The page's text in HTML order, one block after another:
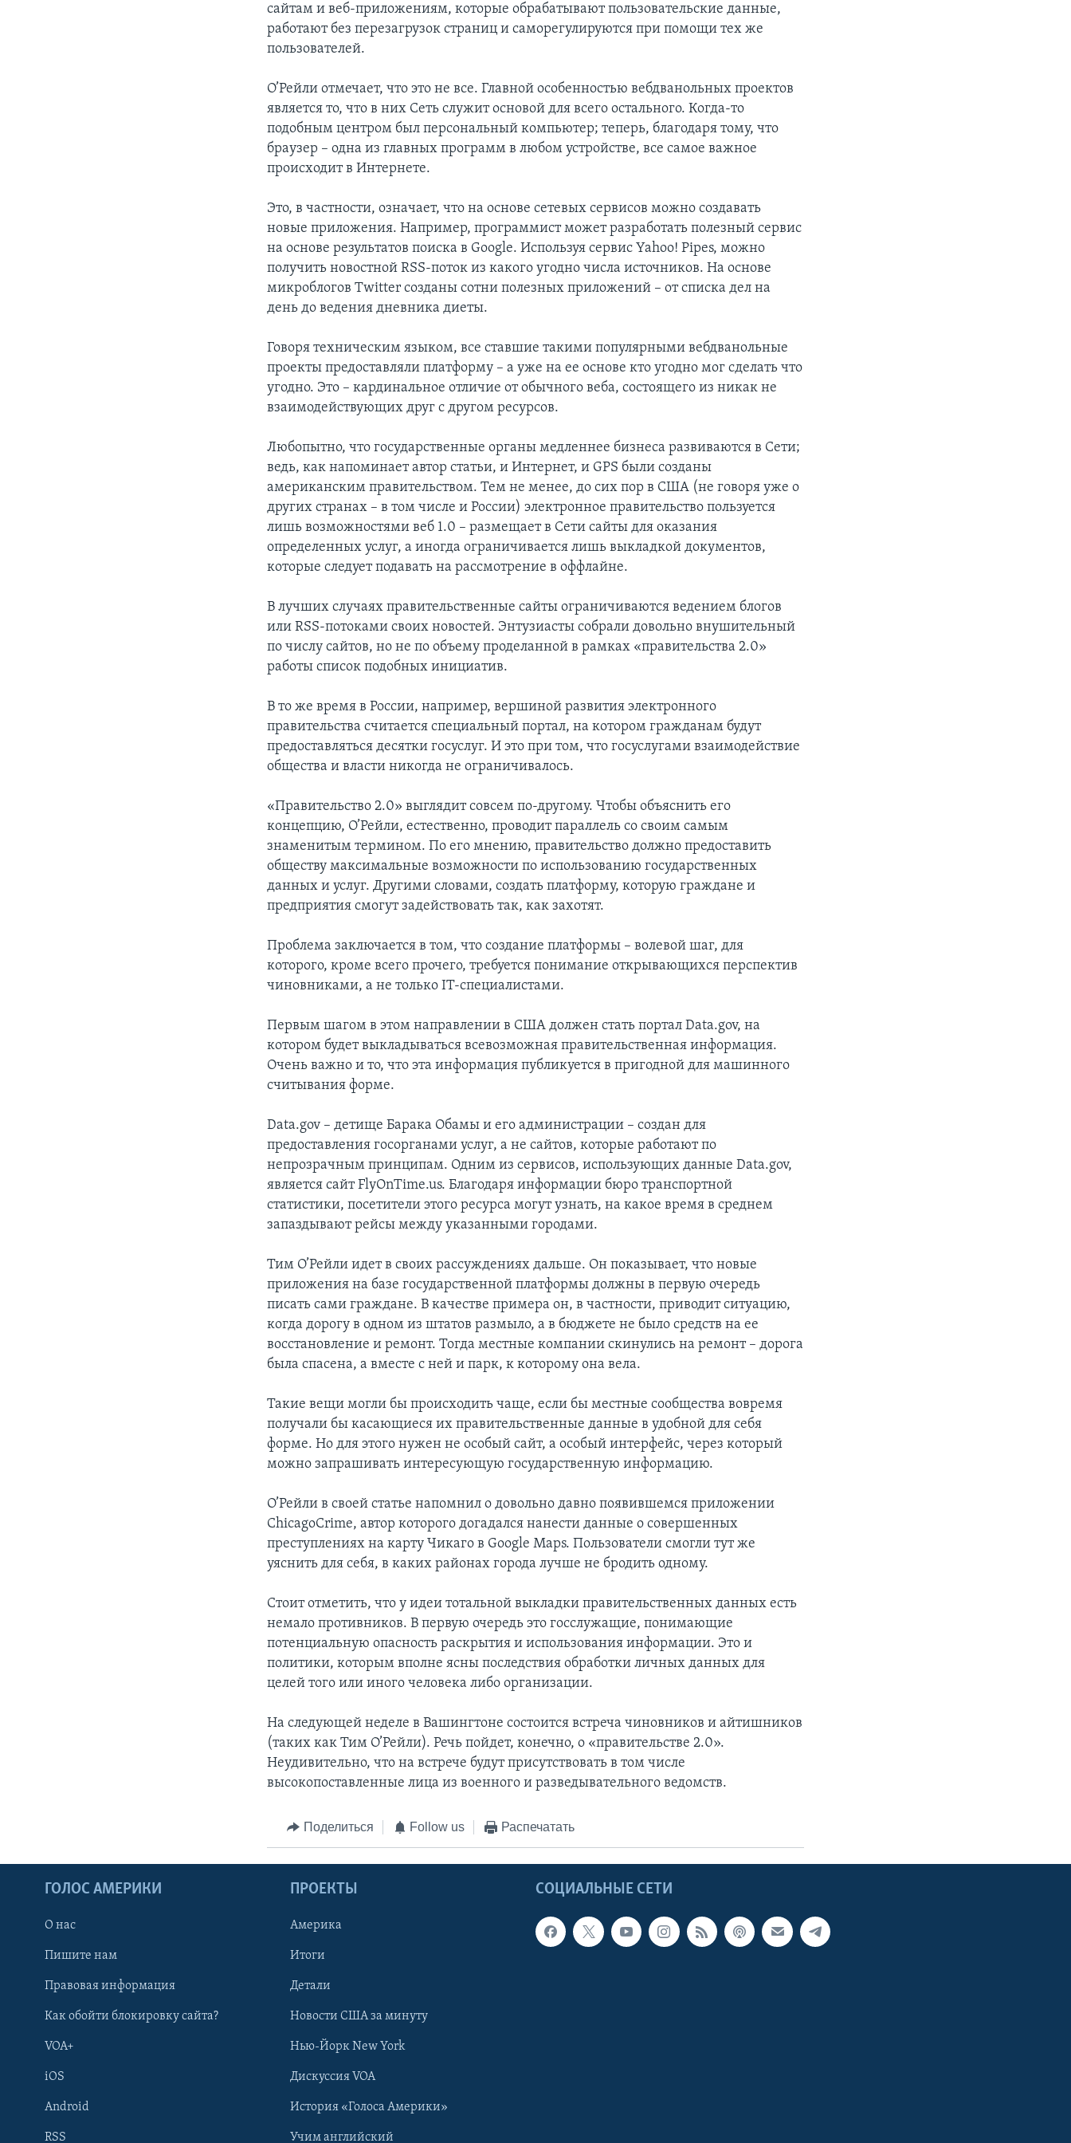
сайтам и веб-приложениям, которые обрабатывают пользовательские данные,
работают без перезагрузок страниц и саморегулируются при помощи тех же
пользователей.
О’Рейли отмечает, что это не все. Главной особенностью вебдванольных проектов
является то, что в них Сеть служит основой для всего остального. Когда-то
подобным центром был персональный компьютер; теперь, благодаря тому, что
браузер – одна из главных программ в любом устройстве, все самое важное
происходит в Интернете.
Это, в частности, означает, что на основе сетевых сервисов можно создавать
новые приложения. Например, программист может разработать полезный сервис
на основе результатов поиска в Google. Используя сервис Yahoo! Pipes, можно
получить новостной RSS-поток из какого угодно числа источников. На основе
микроблогов Twitter созданы сотни полезных приложений – от списка дел на
день до ведения дневника диеты.
Говоря техническим языком, все ставшие такими популярными вебдванольные
проекты предоставляли платформу – а уже на ее основе кто угодно мог сделать что
угодно. Это – кардинальное отличие от обычного веба, состоящего из никак не
взаимодействующих друг с другом ресурсов.
Любопытно, что государственные органы медленнее бизнеса развиваются в Сети;
ведь, как напоминает автор статьи, и Интернет, и GPS были созданы
американским правительством. Тем не менее, до сих пор в США (не говоря уже о
других странах – в том числе и России) электронное правительство пользуется
лишь возможностями веб 1.0 – размещает в Сети сайты для оказания
определенных услуг, а иногда ограничивается лишь выкладкой документов,
которые следует подавать на рассмотрение в оффлайне.
В лучших случаях правительственные сайты ограничиваются ведением блогов
или RSS-потоками своих новостей. Энтузиасты собрали довольно внушительный
по числу сайтов, но не по объему проделанной в рамках «правительства 2.0»
работы список подобных инициатив.
В то же время в России, например, вершиной развития электронного
правительства считается специальный портал, на котором гражданам будут
предоставляться десятки госуслуг. И это при том, что госуслугами взаимодействие
общества и власти никогда не ограничивалось.
«Правительство 2.0» выглядит совсем по-другому. Чтобы объяснить его
концепцию, О’Рейли, естественно, проводит параллель со своим самым
знаменитым термином. По его мнению, правительство должно предоставить
обществу максимальные возможности по использованию государственных
данных и услуг. Другими словами, создать платформу, которую граждане и
предприятия смогут задействовать так, как захотят.
Проблема заключается в том, что создание платформы – волевой шаг, для
которого, кроме всего прочего, требуется понимание открывающихся перспектив
чиновниками, а не только IT-специалистами.
Первым шагом в этом направлении в США должен стать портал Data.gov, на
котором будет выкладываться всевозможная правительственная информация.
Очень важно и то, что эта информация публикуется в пригодной для машинного
считывания форме.
Data.gov – детище Барака Обамы и его администрации – создан для
предоставления госорганами услуг, а не сайтов, которые работают по
непрозрачным принципам. Одним из сервисов, использующих данные Data.gov,
является сайт FlyOnTime.us. Благодаря информации бюро транспортной
статистики, посетители этого ресурса могут узнать, на какое время в среднем
запаздывают рейсы между указанными городами.
Тим О’Рейли идет в своих рассуждениях дальше. Он показывает, что новые
приложения на базе государственной платформы должны в первую очередь
писать сами граждане. В качестве примера он, в частности, приводит ситуацию,
когда дорогу в одном из штатов размыло, а в бюджете не было средств на ее
восстановление и ремонт. Тогда местные компании скинулись на ремонт – дорога
была спасена, а вместе с ней и парк, к которому она вела.
Такие вещи могли бы происходить чаще, если бы местные сообщества вовремя
получали бы касающиеся их правительственные данные в удобной для себя
форме. Но для этого нужен не особый сайт, а особый интерфейс, через который
можно запрашивать интересующую государственную информацию.
О’Рейли в своей статье напомнил о довольно давно появившемся приложении
ChicagoCrime, автор которого догадался нанести данные о совершенных
преступлениях на карту Чикаго в Google Maps. Пользователи смогли тут же
уяснить для себя, в каких районах города лучше не бродить одному.
Стоит отметить, что у идеи тотальной выкладки правительственных данных есть
немало противников. В первую очередь это госслужащие, понимающие
потенциальную опасность раскрытия и использования информации. Это и
политики, которым вполне ясны последствия обработки личных данных для
целей того или иного человека либо организации.
На следующей неделе в Вашингтоне состоится встреча чиновников и айтишников
(таких как Тим О’Рейли). Речь пойдет, конечно, о «правительстве 2.0».
Неудивительно, что на встрече будут присутствовать в том числе
высокопоставленные лица из военного и разведывательного ведомств.
Поделиться Follow us Распечатать
СОЦИАЛЬНЫЕ СЕТИ
ГОЛОС АМЕРИКИ
О нас
Пишите нам
Правовая информация
Как обойти блокировку сайта?
VOA+
iOS
Android
RSS
ПРОЕКТЫ
Америка
Итоги
Детали
Новости США за минуту
Нью-Йорк New York
Дискуссия VOA
История «Голоса Америки»
Учим английский